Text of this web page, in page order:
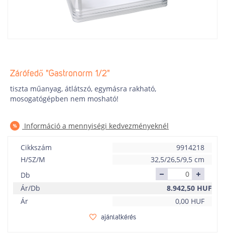
Zárófedő "Gastronorm 1/2"
tiszta műanyag, átlátszó, egymásra rakható,
mosogatógépben nem mosható!
Információ a mennyiségi kedvezményeknél
Cikkszám
9914218
H/SZ/M
32,5/26,5/9,5 cm
Db
Ár/Db
8.942,50 HUF
Ár
0,00 HUF
ajánlatkérés